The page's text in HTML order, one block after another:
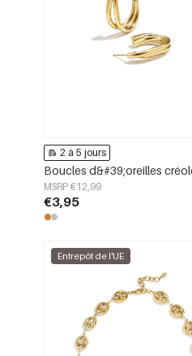
2 à 5 jours
MSRP €12,99
€3,95
Entrepôt de l'UE